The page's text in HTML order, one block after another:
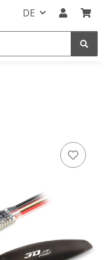
DE